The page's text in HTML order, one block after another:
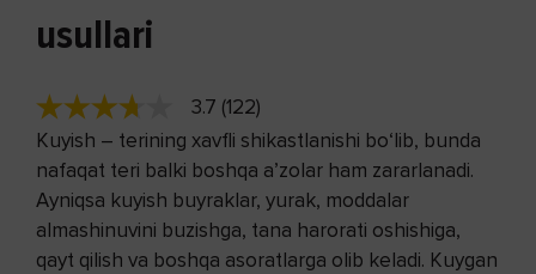
usullari
3.7 (122)
Kuyish – terining xavfli shikastlanishi bo‘lib, bunda
nafaqat teri balki boshqa a’zolar ham zararlanadi.
Ayniqsa kuyish buyraklar, yurak, moddalar
almashinuvini buzishga, tana harorati oshishiga,
qayt qilish va boshqa asoratlarga olib keladi. Kuygan